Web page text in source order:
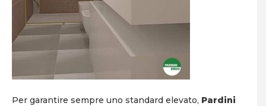
Per garantire sempre uno standard elevato, Pardini